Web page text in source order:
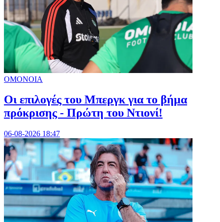
ΟΜΟΝΟΙΑ
Οι επιλογές του Μπεργκ για το βήμα
πρόκρισης - Πρώτη του Ντιονί!
06-08-2026 18:47